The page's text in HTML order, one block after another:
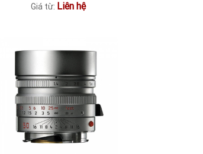
Giá từ: Liên hệ